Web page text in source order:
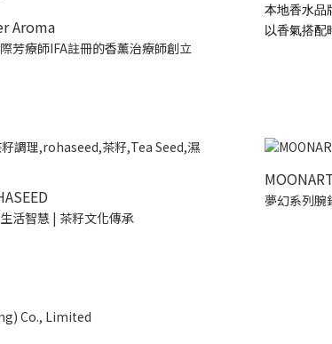
Aroma
芳療師IFA註冊的香薰治療師創立
本地香水品
以香氣搭配
活智慧 | 茶籽文化傳承
夢幻系列腕
Co., Limited